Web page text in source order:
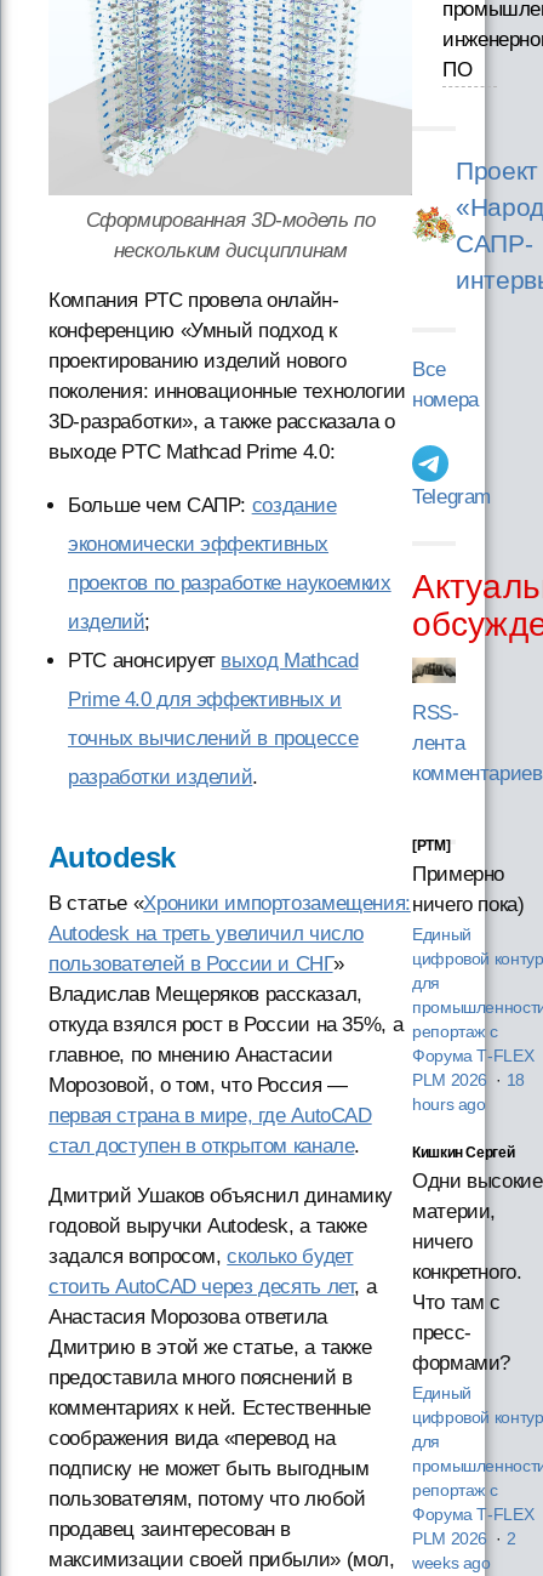
Сформированная 3D-модель по
нескольким дисциплинам
Компания PTC провела онлайн-
конференцию «Умный подход к
проектированию изделий нового
поколения: инновационные технологии
3D-разработки», а также рассказала о
выходе PTC Mathcad Prime 4.0:
Больше чем САПР: создание
экономически эффективных
проектов по разработке наукоемких
изделий;
PTC анонсирует выход Mathcad
Prime 4.0 для эффективных и
точных вычислений в процессе
разработки изделий.
Autodesk
В статье «Хроники импортозамещения:
Autodesk на треть увеличил число
пользователей в России и СНГ»
Владислав Мещеряков рассказал,
откуда взялся рост в России на 35%, а
главное, по мнению Анастасии
Морозовой, о том, что Россия —
первая страна в мире, где AutoCAD
стал доступен в открытом канале.
Дмитрий Ушаков объяснил динамику
годовой выручки Autodesk, а также
задался вопросом,сколько будет
стоить AutoCAD через десять лет, а
Анастасия Морозова ответила
Дмитрию в этой же статье, а также
предоставила много пояснений в
комментариях к ней. Естественные
соображения вида «перевод на
подписку не может быть выгодным
пользователям, потому что любой
продавец заинтересован в
максимизации своей прибыли» (мол,
ПО
Проект
САПР-
Все
номера
Telegram
RSS-
лента
комментариев
[PTM]
Примерно
ничего пока)
Единый
цифровой контур
для
репортаж с
Форума T‑FLEX
PLM 2026 · 18
hours ago
Кишкин Сергей
Одни высокие
материи,
ничего
конкретного.
Что там с
пресс-
формами?
Единый
цифровой контур
для
репортаж с
Форума T‑FLEX
PLM 2026 · 2
weeks ago